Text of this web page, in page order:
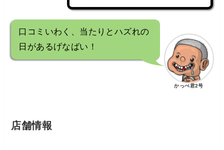
口コミいわく、当たりとハズれの
日があるげなばい！
かっぺ君2号
店舗情報